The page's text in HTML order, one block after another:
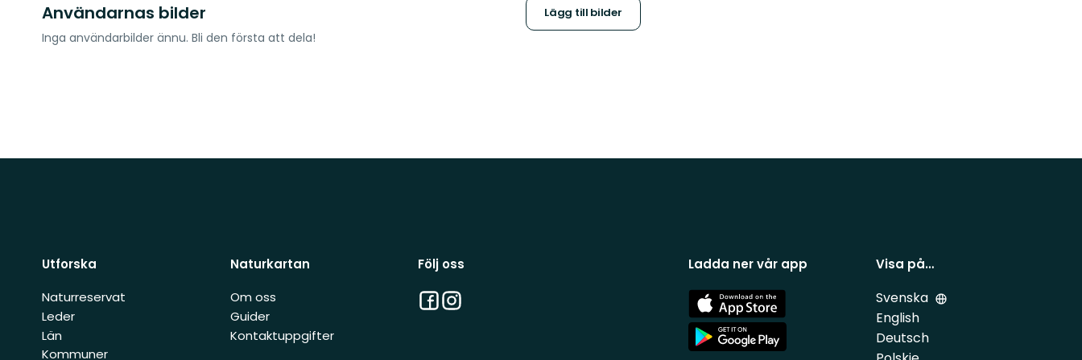
Användarnas bilder Lägg till bilder
Inga användarbilder ännu. Bli den första att dela!
Utforska
Naturreservat
Leder
Län
Kommuner
Naturkartan
Om oss
Guider
Kontaktuppgifter
Följ oss
Facebook
Instagram
Ladda ner vår app
App
Store
App
Store
Visa på…
Svenska
English
Deutsch